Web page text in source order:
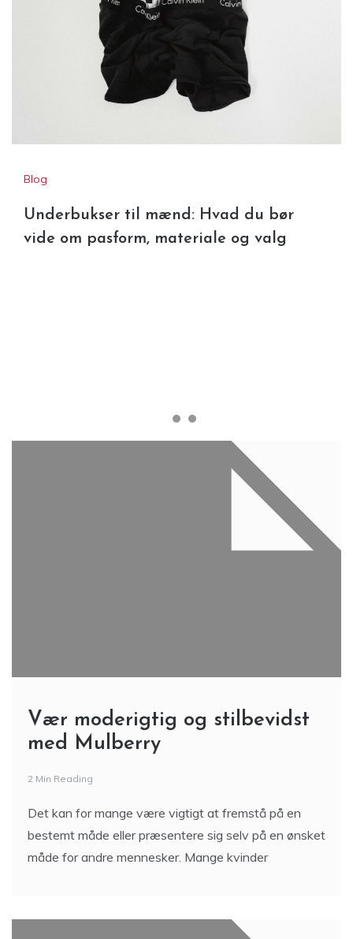
Blog
Underbukser til mænd: Hvad du bør
vide om pasform, materiale og valg
Vær moderigtig og stilbevidst
med Mulberry
2 Min Reading
Det kan for mange være vigtigt at fremstå på en
bestemt måde eller præsentere sig selv på en ønsket
måde for andre mennesker. Mange kvinder